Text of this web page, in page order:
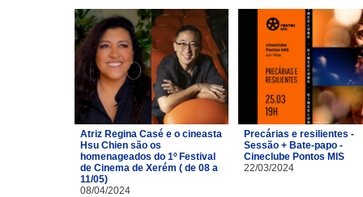
Atriz Regina Casé e o cineasta
Hsu Chien são os
homenageados do 1º Festival
de Cinema de Xerém ( de 08 a
11/05)
08/04/2024
Precárias e resilientes -
Sessão + Bate-papo -
Cineclube Pontos MIS
22/03/2024